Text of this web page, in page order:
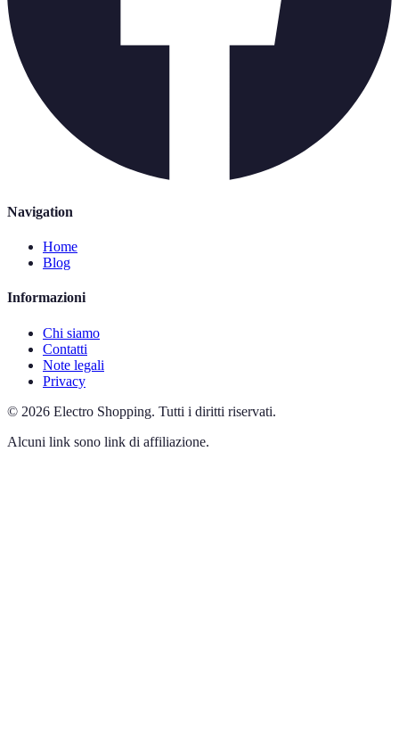
Navigation
Home
Blog
Informazioni
Chi siamo
Contatti
Note legali
Privacy
© 2026 Electro Shopping. Tutti i diritti riservati.
Alcuni link sono link di affiliazione.